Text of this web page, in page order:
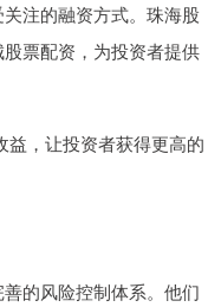
注的融资方式。珠海股
票配资，为投资者提供
，让投资者获得更高的
的风险控制体系。他们